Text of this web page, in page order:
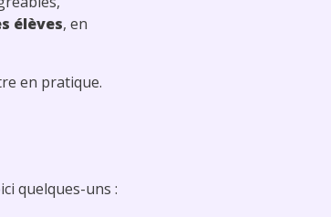
élèves, en
en pratique.
quelques-uns :